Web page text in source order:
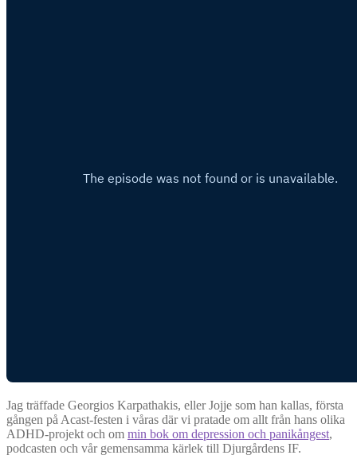
Jag träffade Georgios Karpathakis, eller Jojje som han kallas, första
gången på Acast-festen i våras där vi pratade om allt från hans olika
ADHD-projekt och om min bok om depression och panikångest,
podcasten och vår gemensamma kärlek till Djurgårdens IF.